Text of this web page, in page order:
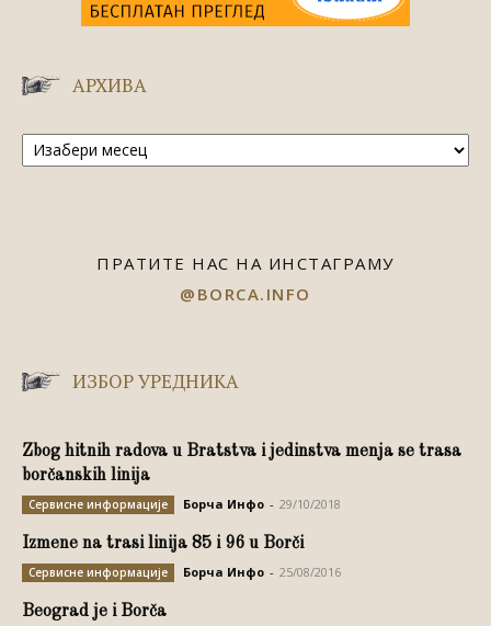
АРХИВА
Архива
ПРАТИТЕ НАС НА ИНСТАГРАМУ
@BORCA.INFO
ИЗБОР УРЕДНИКА
Zbog hitnih radova u Bratstva i jedinstva menja se trasa
borčanskih linija
Сервисне информације Борча Инфо - 29/10/2018
Izmene na trasi linija 85 i 96 u Borči
Сервисне информације Борча Инфо - 25/08/2016
Beograd je i Borča